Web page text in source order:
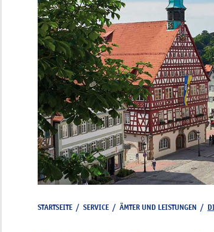
STARTSEITE / SERVICE / ÄMTER UND LEISTUNGEN /